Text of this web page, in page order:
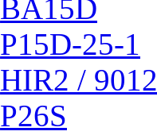
BA15D
P15D-25-1
HIR2 / 9012
P26S